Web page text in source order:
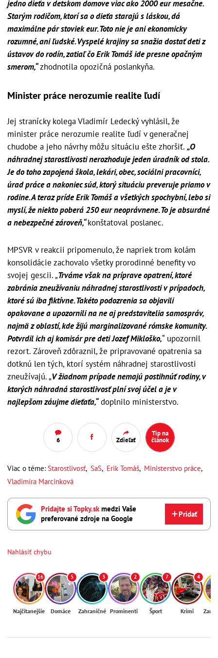
jedno dieťa v detskom domove viac ako 2000 eur mesačne.
Starým rodičom, ktorí sa o dieťa starajú s láskou, dá
maximálne pár stoviek eur. Toto nie je ani ekonomicky
rozumné, ani ľudské. Vyspelé krajiny sa snažia dostať deti z
ústavov do rodín, zatiaľ čo Erik Tomáš ide presne opačným
smerom,“zhodnotila opozičná poslankyňa.
Minister práce nerozumie realite ľudí
Jej stranícky kolega Vladimír Ledecký vyhlásil, že
minister práce nerozumie realite ľudí v generačnej
chudobe a jeho návrhy môžu situáciu ešte zhoršiť. „O
náhradnej starostlivosti nerozhoduje jeden úradník od stola.
Je do toho zapojená škola, lekári, obec, sociálni pracovníci,
úrad práce a nakoniec súd, ktorý situáciu preveruje priamo v
rodine. A teraz príde Erik Tomáš a všetkých spochybní, lebo si
myslí, že niekto poberá 250 eur neoprávnene. To je absurdné
a nebezpečné zároveň,“konštatoval poslanec.
MPSVR v reakcii pripomenulo, že napriek trom kolám
konsolidácie zachovalo všetky prorodinné benefity vo
svojej gescii. „Trváme však na príprave opatrení, ktoré
zabránia zneužívaniu náhradnej starostlivosti v prípadoch,
ktoré sú iba fiktívne. Takéto podozrenia sa objavili
opakovane a upozornili na ne aj predstavitelia samospráv,
najmä z oblastí, kde žijú marginalizované rómske komunity.
Potvrdil ich aj komisár pre deti Jozef Mikloško,“ upozornil
rezort. Zároveň zdôraznil, že pripravované opatrenia sa
dotknú len tých, ktorí systém náhradnej starostlivosti
zneužívajú. „V žiadnom prípade nemajú postihnúť rodiny, v
ktorých náhradná starostlivosť plní svoj účel a je v
najlepšom záujme dieťaťa,“doplnilo ministerstvo.
6 Zdieľať
Tip na
článok
Viac o téme: Starostlivosť, SaS, Erik Tomáš, Ministerstvo práce,
Vladimíra Marcinková
Pridajte si Topky.skmedzi Vaše
preferované zdroje na Google
Pridať
Nahlásiť chybu
16
Najčítanejšie
5
Domáce
3
Zahraničné
2
Prominenti
7
Šport
4
Krimi